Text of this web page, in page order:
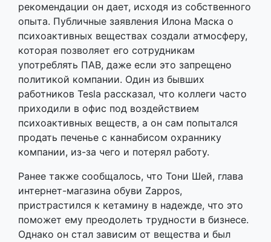
рекомендации он дает, исходя из собственного
опыта. Публичные заявления Илона Маска о
психоактивных веществах создали атмосферу,
которая позволяет его сотрудникам
употреблять ПАВ, даже если это запрещено
политикой компании. Один из бывших
работников Tesla рассказал, что коллеги часто
приходили в офис под воздействием
психоактивных веществ, а он сам попытался
продать печенье с каннабисом охраннику
компании, из-за чего и потерял работу.
Ранее также сообщалось, что Тони Шей, глава
интернет-магазина обуви Zappos,
пристрастился к кетамину в надежде, что это
поможет ему преодолеть трудности в бизнесе.
Однако он стал зависим от вещества и был